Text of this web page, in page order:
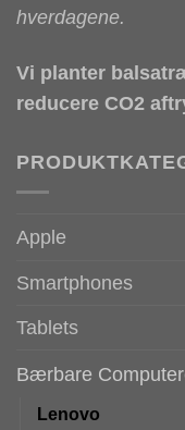
hverdagene.
Vi planter
reducere CO2
Apple
Smartphones
Tablets
Bærbare
Lenovo